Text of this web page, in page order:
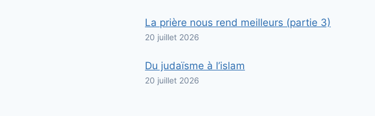
La prière nous rend meilleurs (partie 3)
20 juillet 2026
Du judaïsme à l’islam
20 juillet 2026